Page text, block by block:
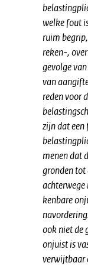
welke fout
ruim
reken-,
gevolge
van
reden voor
zijn dat
menen dat
gronden tot
achterwege
kenbare
ook niet de
onjuist is
verwijtbaar